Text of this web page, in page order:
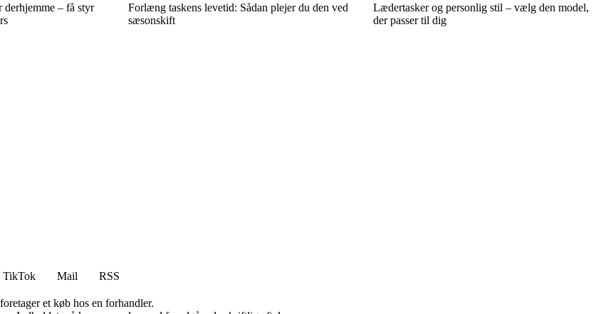
derhjemme – få styr
Forlæng taskens levetid: Sådan plejer du den ved
sæsonskift
Lædertasker og personlig stil – vælg den model,
der passer til dig
TikTok Mail
RSS
et køb hos en forhandler.